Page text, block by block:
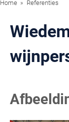
Home Referenties